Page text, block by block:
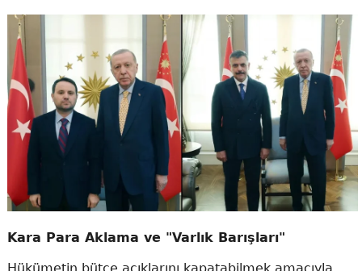
Kara Para Aklama ve "Varlık Barışları"